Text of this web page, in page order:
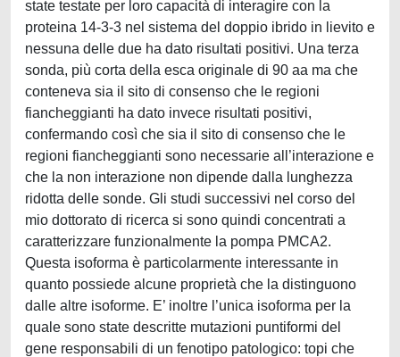
state testate per loro capacità di interagire con la
proteina 14-3-3 nel sistema del doppio ibrido in lievito e
nessuna delle due ha dato risultati positivi. Una terza
sonda, più corta della esca originale di 90 aa ma che
conteneva sia il sito di consenso che le regioni
fiancheggianti ha dato invece risultati positivi,
confermando così che sia il sito di consenso che le
regioni fiancheggianti sono necessarie all’interazione e
che la non interazione non dipende dalla lunghezza
ridotta delle sonde. Gli studi successivi nel corso del
mio dottorato di ricerca si sono quindi concentrati a
caratterizzare funzionalmente la pompa PMCA2.
Questa isoforma è particolarmente interessante in
quanto possiede alcune proprietà che la distinguono
dalle altre isoforme. E’ inoltre l’unica isoforma per la
quale sono state descritte mutazioni puntiformi del
gene responsabili di un fenotipo patologico: topi che